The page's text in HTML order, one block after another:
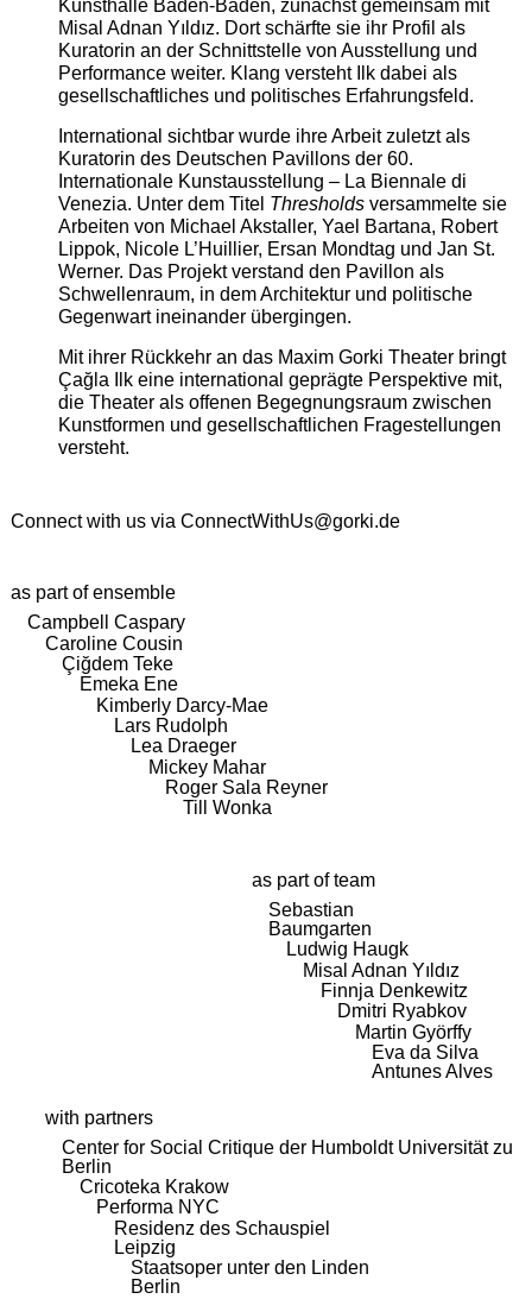
Kunsthalle Baden-Baden, zunächst gemeinsam mit
Misal Adnan Yıldız. Dort schärfte sie ihr Profil als
Kuratorin an der Schnittstelle von Ausstellung und
Performance weiter. Klang versteht Ilk dabei als
gesellschaftliches und politisches Erfahrungsfeld.
International sichtbar wurde ihre Arbeit zuletzt als
Kuratorin des Deutschen Pavillons der 60.
Internationale Kunstausstellung – La Biennale di
Venezia. Unter dem Titel Thresholdsversammelte sie
Arbeiten von Michael Akstaller, Yael Bartana, Robert
Lippok, Nicole L’Huillier, Ersan Mondtag und Jan St.
Werner. Das Projekt verstand den Pavillon als
Schwellenraum, in dem Architektur und politische
Gegenwart ineinander übergingen.
Mit ihrer Rückkehr an das Maxim Gorki Theater bringt
Çağla Ilk eine international geprägte Perspektive mit,
die Theater als offenen Begegnungsraum zwischen
Kunstformen und gesellschaftlichen Fragestellungen
versteht.
Connect with us via ConnectWithUs@gorki.de
as part of ensemble
Campbell Caspary
Caroline Cousin
Çiğdem Teke
Emeka Ene
Kimberly Darcy-Mae
Lars Rudolph
Lea Draeger
Mickey Mahar
Roger Sala Reyner
Till Wonka
as part of team
Sebastian
Baumgarten
Ludwig Haugk
Misal Adnan Yıldız
Finnja Denkewitz
Dmitri Ryabkov
Martin Györffy
Eva da Silva
Antunes Alves
with partners
Center for Social Critique der Humboldt Universität zu
Berlin
Cricoteka Krakow
Performa NYC
Residenz des Schauspiel
Leipzig
Staatsoper unter den Linden
Berlin